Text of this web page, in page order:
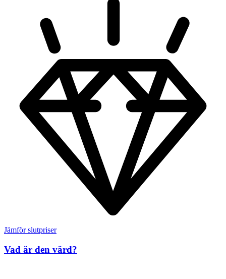
Jämför slutpriser
Vad är den värd?